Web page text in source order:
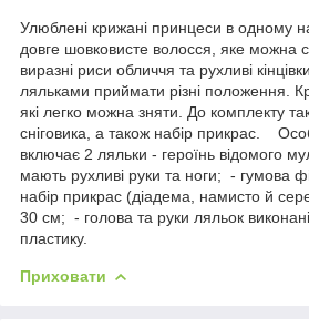
Улюблені крижані принцеси в одному
довге шовковисте волосся, яке можна
виразні риси обличчя та рухливі
ляльками приймати різні положення.
які легко можна зняти. До комплекту
сніговика, а також набір прикрас.
включає 2 ляльки - героїнь відомого
мають рухливі руки та ноги; - гумова
набір прикрас (діадема, намисто й
30 см; - голова та руки ляльок
пластику.
Приховати